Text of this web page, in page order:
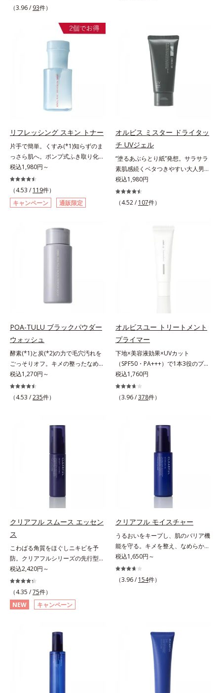
1/10000サイズのマイクロカバー成
ットに整えてつるんとなめらかに。
ファンデが毛穴に落ちる隙をつくら
と皮脂のバランスを整え、乾燥＆ベ
タつきレスに。さらに毛穴周りの肌
にうるおいを与え、キュッと引き締
め＆ハリ感をUPさせます。また皮
脂を感知するとギュッと固まる膜を
採用。ファンデーションのくずれや
ます。軽やかにのびるリキッドが肌
がふっくら整うかのよう(*3)。つっ
ぱらないここちよい密着感で、さま
ざまなタイプのファンデと併用でき
ます。毛穴が気になる箇所への部分
使いもOK。*1 ファンデーションが
くずれて毛穴に落ちること*2 酸化
（3.96 / 93件）
の目立ち」の両方にWでアプローチ
する、薬用ニキビ対策スキンケアシ
リーズです。5種の和漢植物由来成
分とコラーゲンが肌をいたわりなが
らうるおいを与え、バリア機能を維
持。ニキビができにくい肌を目指し
ます。さらにビタミンC誘導体をは
じめとした5種の整肌成分(*2)から
を配合。カプセルが浸透してから成
分を放出する特殊技術によって、高
い浸透力(*3)と安定性を実現。毛穴
の目立ちをしっかりケア(*4)して、
ゆらぎやすいニキビ肌を、みずみず
しい清潔な垢抜け肌(*1)へと導きま
す。たっぷりの保湿成分で低刺激。
敏感肌の方にもお使いいただけます
肌）M＝しっとりタイプ（ニキビの
できやすい肌・普通肌～乾性肌）*1
洗浄による汚れの除去*2 テトラ2-
ヘキシルデカン酸アスコルビル、天
然ビタミンE、イノシット、フィチ
すべての方に皮膚刺激がおきないと
いうわけではありません※敏感肌対
象パッチテスト済（すべての人に皮
膚刺激がおきないというわけではあ
りません）※弱酸性（ローション・
モイスチャーのみ）アレルギーテス
ト済＝全ての方にアレルギーが起こ
らないということではありません。
ノンコメドジェニックテスト済＝す
リフレッシング スキン トナー
片手で簡単。くすみ(*1)知らずのま
っさら肌へ。ポンプ式ふき取り化粧
水。くすみ(*1)知らずのまっさら肌
へ。洗顔後すぐの肌に使う、ポンプ
式のふき取り化粧水です。ポンプ式
だから簡単。片手でぷしゅっと押す
だけでコットンに含ませられます。
来AHA(*2)が古い角質をやわらかく
イックフィット成分(*3)がほぐれた
角層の汚れを素早くなじませ、コッ
トンで除去します。話題の美容成分
CICA(*4)のほか、高浸透ビタミン
C(*5)や高浸透セラミド(*6)配合で肌
の水分量アップ。洗顔後の肌に使う
らずのまっさら肌へ。メイクのり
(*7)もよくなります。さわやかさ広
がるシトラスハーバルの香り。*1
乾燥による*2 クエン酸配合＝角層
柔軟成分*3 イソペンチルジオール
配合＝保湿成分*4 ツボクサ葉エキ
ス配合＝保湿成分*5 パルミチン酸
アスコルビルリン酸3Na配合＝保湿
汚れを落とすことによる
税込1,980円～
（4.53 / 119件）
キャンペーン
通販限定
オルビス ミスター ドライタッ
チ UVジェル
“塗るあぶらとり紙”発想。サラサラ
素肌感続くベタつきやすい大人男性
肌のための日焼け止めジェル。メン
ズブランド「オルビス ミスター」
の日焼け止めです。SPF50+・
ジングは不要。通勤にも長時間のレ
ジャーにも、毎日手軽にお使いいた
だけます。高いUVカット力を持つ
アイテムは本来多くのオイルが必要
ですが、オルビス ミスターは少な
合。ベタつきにくいみずみずしい使
用感で、塗ることでスキンケア後の
ようなサラサラ肌が続きます。大人
男性の悩み、シミ(*3)とテカリ(*4)
の両方に応えるアイテムです。*1
自社比較*2 アクリレーツコポリマ
ー配合＝化粧持ち向上成分*3 日焼
けによるシミ予防*4 皮脂吸着によ
るテカリ防止
税込1,980円
（4.52 / 107件）
POA-TULU ブラックパウダー
ウォッシュ
酵素(*1)と炭(*2)の力で毛穴汚れを
ごっそりオフ。キメの整ったなめら
か肌へ。酵素(*1)と炭(*2)の力で毛
穴汚れをしっかり落とす、パウダー
タイプの酵素洗顔料です。皮脂やた
目立ちの原因に。普段の洗顔(*3)で
は落としにくい汚れは、酵素洗顔料
で落としましょう。3種の酵素がた
んぱく質や皮脂を溶かして分解。炭
が無数の毛穴に入り込み、溶けた汚
れをパワフルに吸着してすっきり落
誘導体(*4)が汚れを取り去った毛穴
を引きしめ、キメの整ったなめらか
な肌に洗い上げます。ツブツブ入り
空気を含ませるので、簡単に泡立て
られます。濃密うるおい泡を洗い流
したあとは大人の肌もつっぱりにく
く、使うたびに毛穴の目立ちにくい
肌(*5)を目指せます。性別問わずお
使いいただけるので、ご夫婦やカッ
プルでシェアするのもおすすめ。デ
ただけます。*1 プロテアーゼ、パ
パイン、リパーゼ配合＝洗浄成分*2
皮脂吸収成分*3 自社品*4 パルミチ
ン酸アスコルビルリン酸3Na配合＝
税込1,270円～
（4.53 /235件）
オルビスユー トリートメント
プライマー
下地×美容液効果×UVカット
（SPF50・PA+++）で1本3役のプラ
イマー。凹凸をつるんとなめらかに
(*1)整え、化粧ノリUPの高機能化粧
下地。“塗るたび高まる、素肌の美
る小ジワをカバーしてハリ肌に整え
る高機能化粧下地毛穴や小ジワの凹
ンケア発想の化粧下地です。保湿成
分が肌全層(*2)に働きかけて、肌の
うるおいをグンとアップ＆リッチな
燥による小ジワを目立たなく(*1)
し、つるんとしたハリ肌に仕上げま
す。むやみに隠すのではなくふわり
アのW効果で軽やかな美肌を印象づ
けます。紫外線吸収剤フリーなのに
高SPF値、さらにスキンプロテクト
複合成分(*3)が、ブルーライト、紫
外線、大気中の微粒子汚れなどの外
すい肌にうるおいを届けながら、光
拡散効果で乾燥小ジワや毛穴もカバ
ーします。【ラスティング効果】皮
脂選択テカリ防止成分(*5)テカリの
主成分を選択的に吸収し、うるおい
はしっかり残すことでカバー力を保
税込1,760円
（3.96 /378件）
クリアフル スムース エッセン
ス
こわばる角質をほぐしニキビを予
防。クリアフルシリーズの先行型美
容液。くり返しニキビの根本原因と
毛穴の両方にアプローチする、薬用
ニキビスキンケア「クリアフルシリ
ーズ」の先行型美容液です。こわば
った角質をやわらかくほぐし、毛穴
へ。化粧水の肌なじみをサポート
し、すっとなじむ素直な肌を目指し
ます。またクリアフルシリーズに配
合されているのと同じ、5種の和漢
税込2,420円～
（4.35 /75件）
NEW
キャンペーン
クリアフル モイスチャー
うるおいをキープし、肌のバリア機
能を守る。キメを整え、なめらかな
肌にするニキビ対策保湿液。「ニキ
ビをくり返してしまう」「毛穴目立
ちが気になる」「マスク生活であご
対策スキンケアシリーズです。5種
の和漢植物由来成分とコラーゲンが
肌をいたわりながらうるおいを与
え、バリア機能を維持。ニキビがで
きにくい肌を目指します。さらにビ
タミンC誘導体をはじめとした5種
税込1,650円～
（3.96 / 154件）